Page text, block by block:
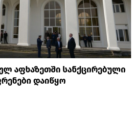
აფხაზეთში სანქცირებული
დაიწყო